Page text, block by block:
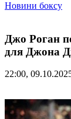
Новини боксу
Джо Роган
для Джона
22:00,